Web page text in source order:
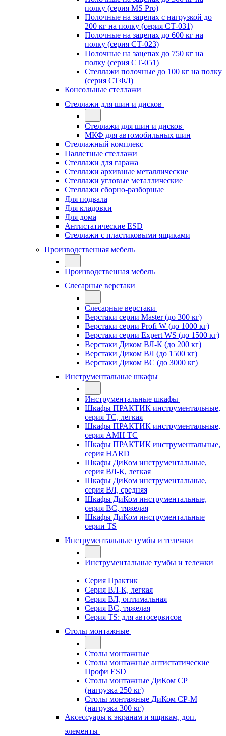
полку (серия MS Pro)
Полочные на зацепах с нагрузкой до
200 кг на полку (серия СТ-031)
Полочные на зацепах до 600 кг на
полку (серия СТ-023)
Полочные на зацепах до 750 кг на
полку (серия СТ-051)
Стеллажи полочные до 100 кг на полку
(серия СТФЛ)
Консольные стеллажи
Стеллажи для шин и дисков
Стеллажи для шин и дисков
МКФ для автомобильных шин
Стеллажный комплекс
Паллетные стеллажи
Стеллажи для гаража
Стеллажи архивные металлические
Стеллажи угловые металлические
Стеллажи сборно-разборные
Для подвала
Для кладовки
Для дома
Антистатические ESD
Стеллажи с пластиковыми ящиками
Производственная мебель
Производственная мебель
Слесарные верстаки
Слесарные верстаки
Верстаки серии Master (до 300 кг)
Верстаки серии Profi W (до 1000 кг)
Верстаки серии Expert WS (до 1500 кг)
Верстаки Диком ВЛ-К (до 200 кг)
Верстаки Диком ВЛ (до 1500 кг)
Верстаки Диком ВС (до 3000 кг)
Инструментальные шкафы
Инструментальные шкафы
Шкафы ПРАКТИК инструментальные,
серия TC, легкая
Шкафы ПРАКТИК инструментальные,
серия AMH TC
Шкафы ПРАКТИК инструментальные,
серия HARD
Шкафы ДиКом инструментальные,
cерия ВЛ-К, легкая
Шкафы ДиКом инструментальные,
серия ВЛ, средняя
Шкафы ДиКом инструментальные,
серия ВС, тяжелая
Шкафы ДиКом инструментальные
серии TS
Инструментальные тумбы и тележки
Инструментальные тумбы и тележки
Серия Практик
Серия ВЛ-К, легкая
Серия ВЛ, оптимальная
Серия ВС, тяжелая
Серия TS: для автосервисов
Столы монтажные
Столы монтажные
Столы монтажные антистатические
Профи ESD
Столы монтажные ДиКом СР
(нагрузка 250 кг)
Столы монтажные ДиКом СР-М
(нагрузка 300 кг)
Аксессуары к экранам и ящикам, доп.
элементы